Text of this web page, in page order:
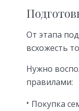
От этапа
всхожесть
Нужно
правилами:
Покупка